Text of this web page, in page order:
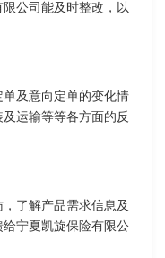
公司能及时整改，以
及意向定单的变化情
运输等等各方面的反
了解产品需求信息及
宁夏凯旋保险有限公